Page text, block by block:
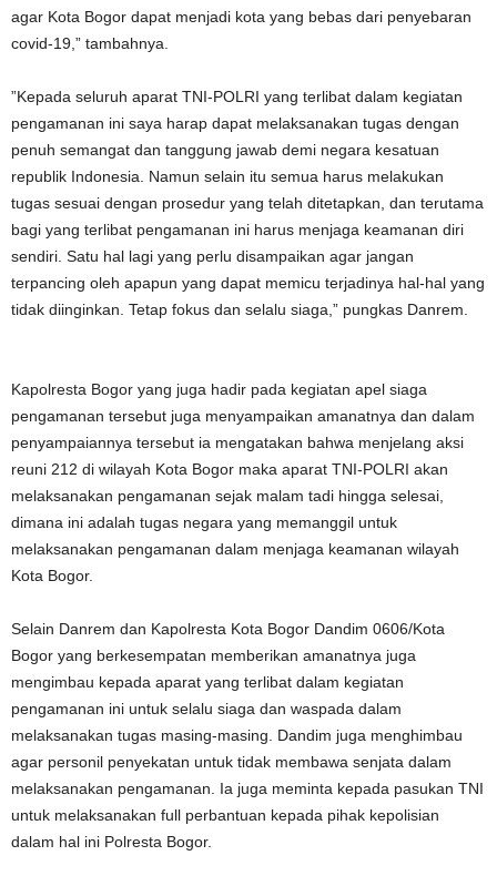
agar Kota Bogor dapat menjadi kota yang bebas dari penyebaran
covid-19,” tambahnya.
”Kepada seluruh aparat TNI-POLRI yang terlibat dalam kegiatan
pengamanan ini saya harap dapat melaksanakan tugas dengan
penuh semangat dan tanggung jawab demi negara kesatuan
republik Indonesia. Namun selain itu semua harus melakukan
tugas sesuai dengan prosedur yang telah ditetapkan, dan terutama
bagi yang terlibat pengamanan ini harus menjaga keamanan diri
sendiri. Satu hal lagi yang perlu disampaikan agar jangan
terpancing oleh apapun yang dapat memicu terjadinya hal-hal yang
tidak diinginkan. Tetap fokus dan selalu siaga,” pungkas Danrem.
Kapolresta Bogor yang juga hadir pada kegiatan apel siaga
pengamanan tersebut juga menyampaikan amanatnya dan dalam
penyampaiannya tersebut ia mengatakan bahwa menjelang aksi
reuni 212 di wilayah Kota Bogor maka aparat TNI-POLRI akan
melaksanakan pengamanan sejak malam tadi hingga selesai,
dimana ini adalah tugas negara yang memanggil untuk
melaksanakan pengamanan dalam menjaga keamanan wilayah
Kota Bogor.
Selain Danrem dan Kapolresta Kota Bogor Dandim 0606/Kota
Bogor yang berkesempatan memberikan amanatnya juga
mengimbau kepada aparat yang terlibat dalam kegiatan
pengamanan ini untuk selalu siaga dan waspada dalam
melaksanakan tugas masing-masing. Dandim juga menghimbau
agar personil penyekatan untuk tidak membawa senjata dalam
melaksanakan pengamanan. Ia juga meminta kepada pasukan TNI
untuk melaksanakan full perbantuan kepada pihak kepolisian
dalam hal ini Polresta Bogor.